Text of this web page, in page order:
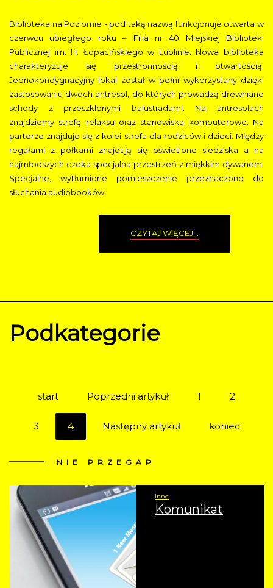
Biblioteka na Poziomie - pod taką nazwą funkcjonuje otwarta w
czerwcu ubiegłego roku – Filia nr 40 Miejskiej Biblioteki
Publicznej im. H. Łopacińskiego w Lublinie. Nowa biblioteka
charakteryzuje się przestronnością i otwartością.
Jednokondygnacyjny lokal został w pełni wykorzystany dzięki
zastosowaniu dwóch antresol, do których prowadzą drewniane
schody z przeszklonymi balustradami. Na antresolach
znajdziemy strefę relaksu oraz stanowiska komputerowe. Na
parterze znajduje się z kolei strefa dla rodziców i dzieci. Między
regałami z półkami znajdują się oświetlone siedziska a na
najmłodszych czeka specjalna przestrzeń z miękkim dywanem.
Specjalne, wytłumione pomieszczenie przeznaczono do
słuchania audiobooków.
CZYTAJ WIĘCEJ...
Podkategorie
start Poprzedni artykuł 1 2
3 4 Następny artykuł koniec
NIE PRZEGAP
Inne
Komunikat